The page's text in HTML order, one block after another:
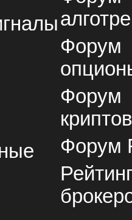
Форум
Форум
Форум